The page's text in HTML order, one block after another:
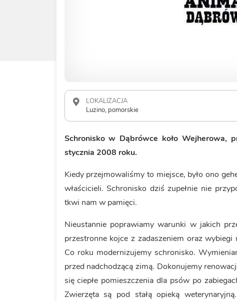
LOKALIZACJA
Luzino, pomorskie
Schronisko w Dąbrówce koło Wejherowa,
stycznia 2008 roku.
Kiedy przejmowaliśmy to miejsce, było ono
właścicieli. Schronisko dziś zupełnie nie
tkwi nam w pamięci.
Nieustannie poprawiamy warunki w jakich
przestronne kojce z zadaszeniem oraz
Co roku modernizujemy schronisko.
przed nadchodzącą zimą. Dokonujemy
się ciepłe pomieszczenia dla psów po
Zwierzęta są pod stałą opieką